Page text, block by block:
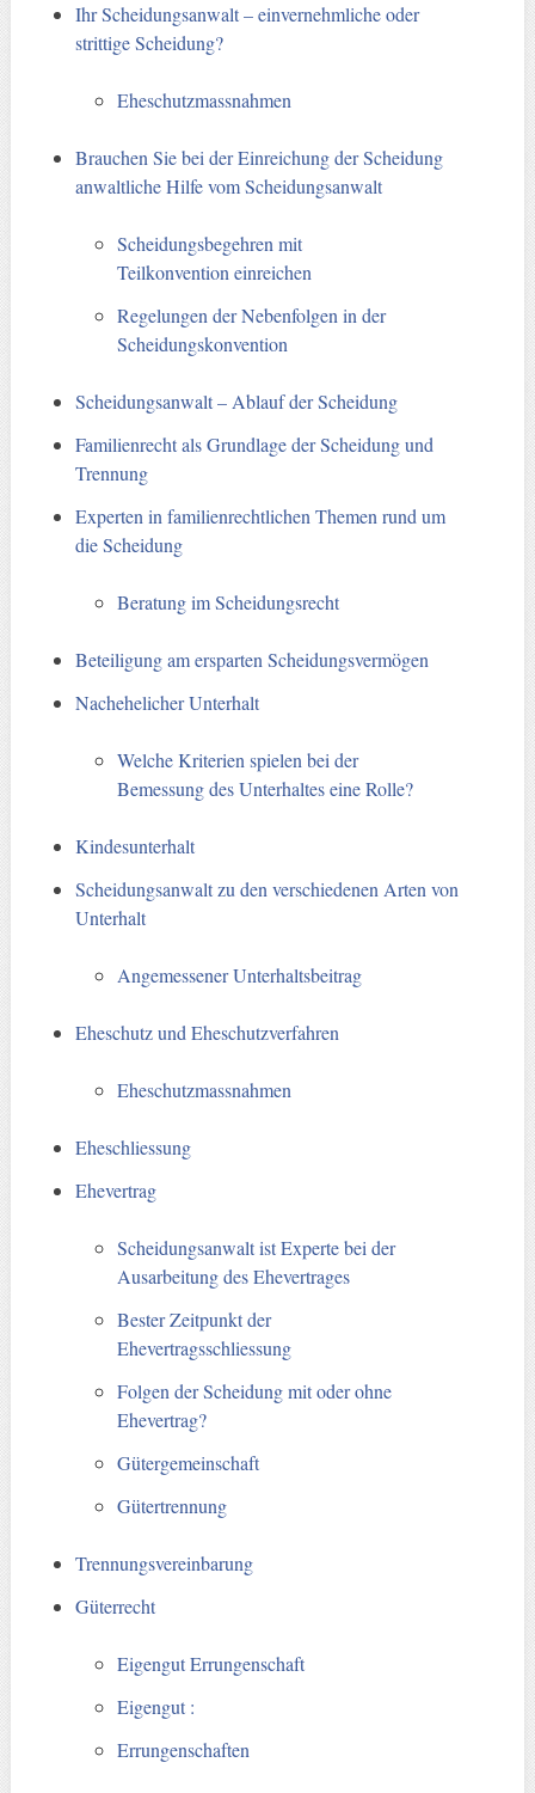
Ihr Scheidungsanwalt – einvernehmliche oder
strittige Scheidung?
Eheschutzmassnahmen
Brauchen Sie bei der Einreichung der Scheidung
anwaltliche Hilfe vom Scheidungsanwalt
Scheidungsbegehren mit
Teilkonvention einreichen
Regelungen der Nebenfolgen in der
Scheidungskonvention
Scheidungsanwalt – Ablauf der Scheidung
Familienrecht als Grundlage der Scheidung und
Trennung
Experten in familienrechtlichen Themen rund um
die Scheidung
Beratung im Scheidungsrecht
Beteiligung am ersparten Scheidungsvermögen
Nachehelicher Unterhalt
Welche Kriterien spielen bei der
Bemessung des Unterhaltes eine Rolle?
Kindesunterhalt
Scheidungsanwalt zu den verschiedenen Arten von
Unterhalt
Angemessener Unterhaltsbeitrag
Eheschutz und Eheschutzverfahren
Eheschutzmassnahmen
Eheschliessung
Ehevertrag
Scheidungsanwalt ist Experte bei der
Ausarbeitung des Ehevertrages
Bester Zeitpunkt der
Ehevertragsschliessung
Folgen der Scheidung mit oder ohne
Ehevertrag?
Gütergemeinschaft
Gütertrennung
Trennungsvereinbarung
Güterrecht
Eigengut Errungenschaft
Eigengut :
Errungenschaften